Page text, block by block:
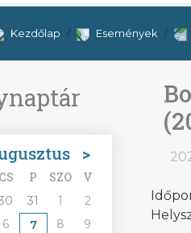
Kezdőlap Események
>
CS P SZO V
31 1
2
6 7 8
9